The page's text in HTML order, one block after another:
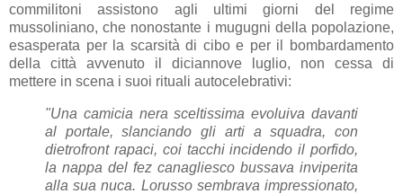
commilitoni assistono agli ultimi giorni del regime
mussoliniano, che nonostante i mugugni della popolazione,
esasperata per la scarsità di cibo e per il bombardamento
della città avvenuto il diciannove luglio, non cessa di
mettere in scena i suoi rituali autocelebrativi:
"Una camicia nera sceltissima evoluiva davanti
al portale, slanciando gli arti a squadra, con
dietrofront rapaci, coi tacchi incidendo il porfido,
la nappa del fez canagliesco bussava inviperita
alla sua nuca. Lorusso sembrava impressionato,